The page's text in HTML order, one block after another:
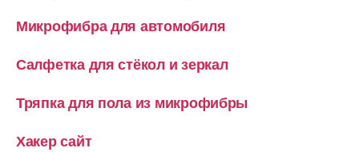
Микрофибра для автомобиля
Салфетка для стёкол и зеркал
Тряпка для пола из микрофибры
Хакер сайт